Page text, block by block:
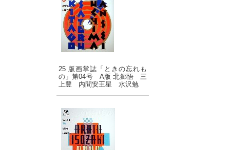
25 版画掌誌「ときの忘れも
の」第04号 A版 北郷悟 三
上豊 内間安王星 水沢勉